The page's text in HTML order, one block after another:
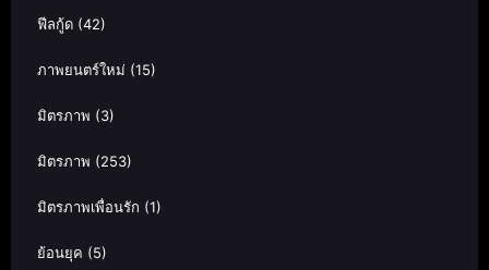
ฟีลกู้ด (42)
ภาพยนตร์ใหม่ (15)
มิตรภาพ (3)
มิตรภาพ (253)
มิตรภาพเพื่อนรัก (1)
ย้อนยุค (5)